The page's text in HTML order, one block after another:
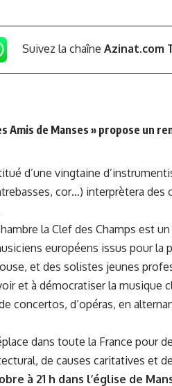
Suivez la chaîne Azinat.com
Amis de Manses » propose un
d’une vingtaine
cor…) interprètera des
la Clef des Champs est
européens issus pour la
et des solistes jeunes
et à démocratiser la musique
concertos, d’opéras, en
dans toute la France pour
de causes caritatives et
à 21 h dans l’église de